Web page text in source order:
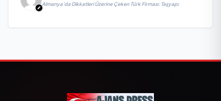
Almanya’da Dikkatleri Üzerine Çeken Türk Firması: Taşyapı